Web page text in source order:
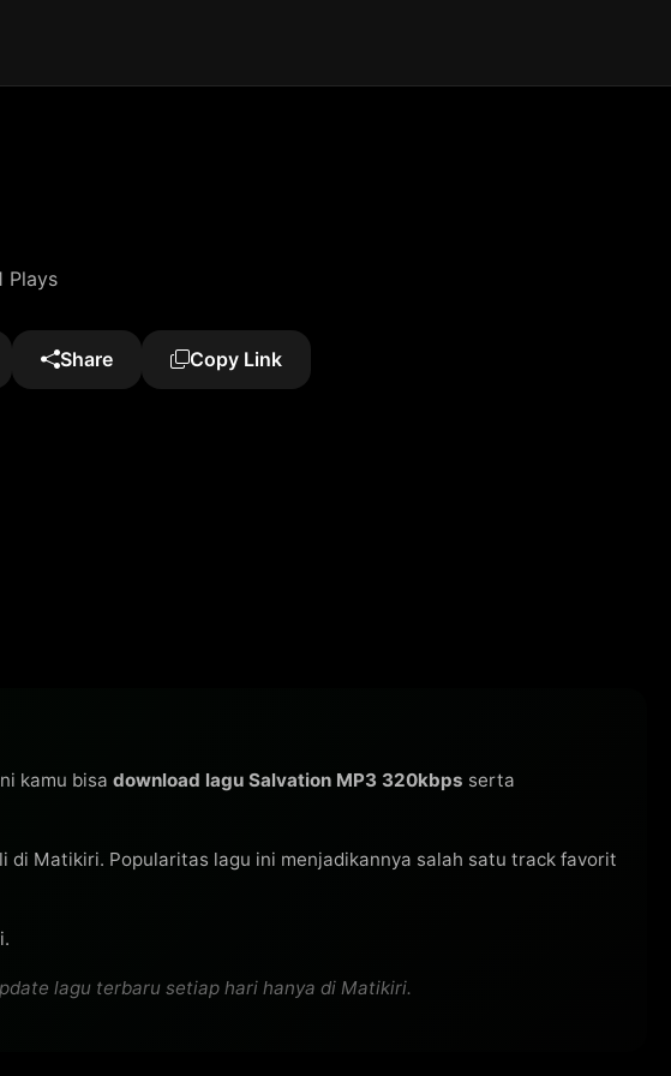
Plays
Share Copy Link
kamu bisa download lagu Salvation MP3 320kbps serta
di Matikiri. Popularitas lagu ini menjadikannya salah satu track favorit
lagu terbaru setiap hari hanya di Matikiri.